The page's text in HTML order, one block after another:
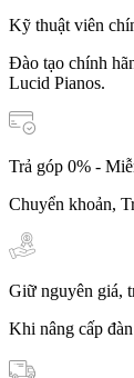
Kỹ thuật viên
Đào tạo chính
Lucid Pianos.
Trả góp 0% -
Chuyển khoản,
Giữ nguyên giá,
Khi nâng cấp